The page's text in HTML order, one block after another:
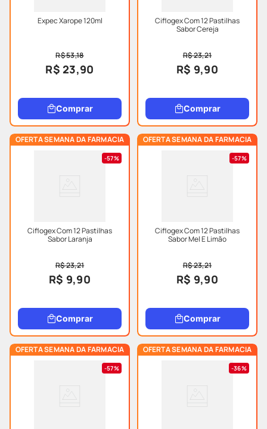
Expec Xarope 120ml
R$ 53,18
R$ 23,90
Comprar
Ciflogex Com 12 Pastilhas
Sabor Cereja
R$ 23,21
R$ 9,90
Comprar
OFERTA SEMANA DA FARMACIA
57%
Ciflogex Com 12 Pastilhas
Sabor Laranja
R$ 23,21
R$ 9,90
Comprar
OFERTA SEMANA DA FARMACIA
57%
Ciflogex Com 12 Pastilhas
Sabor Mel E Limão
R$ 23,21
R$ 9,90
Comprar
OFERTA SEMANA DA FARMACIA
57%
OFERTA SEMANA DA FARMACIA
36%